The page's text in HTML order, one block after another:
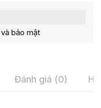
bảo mật
Đánh giá (0)